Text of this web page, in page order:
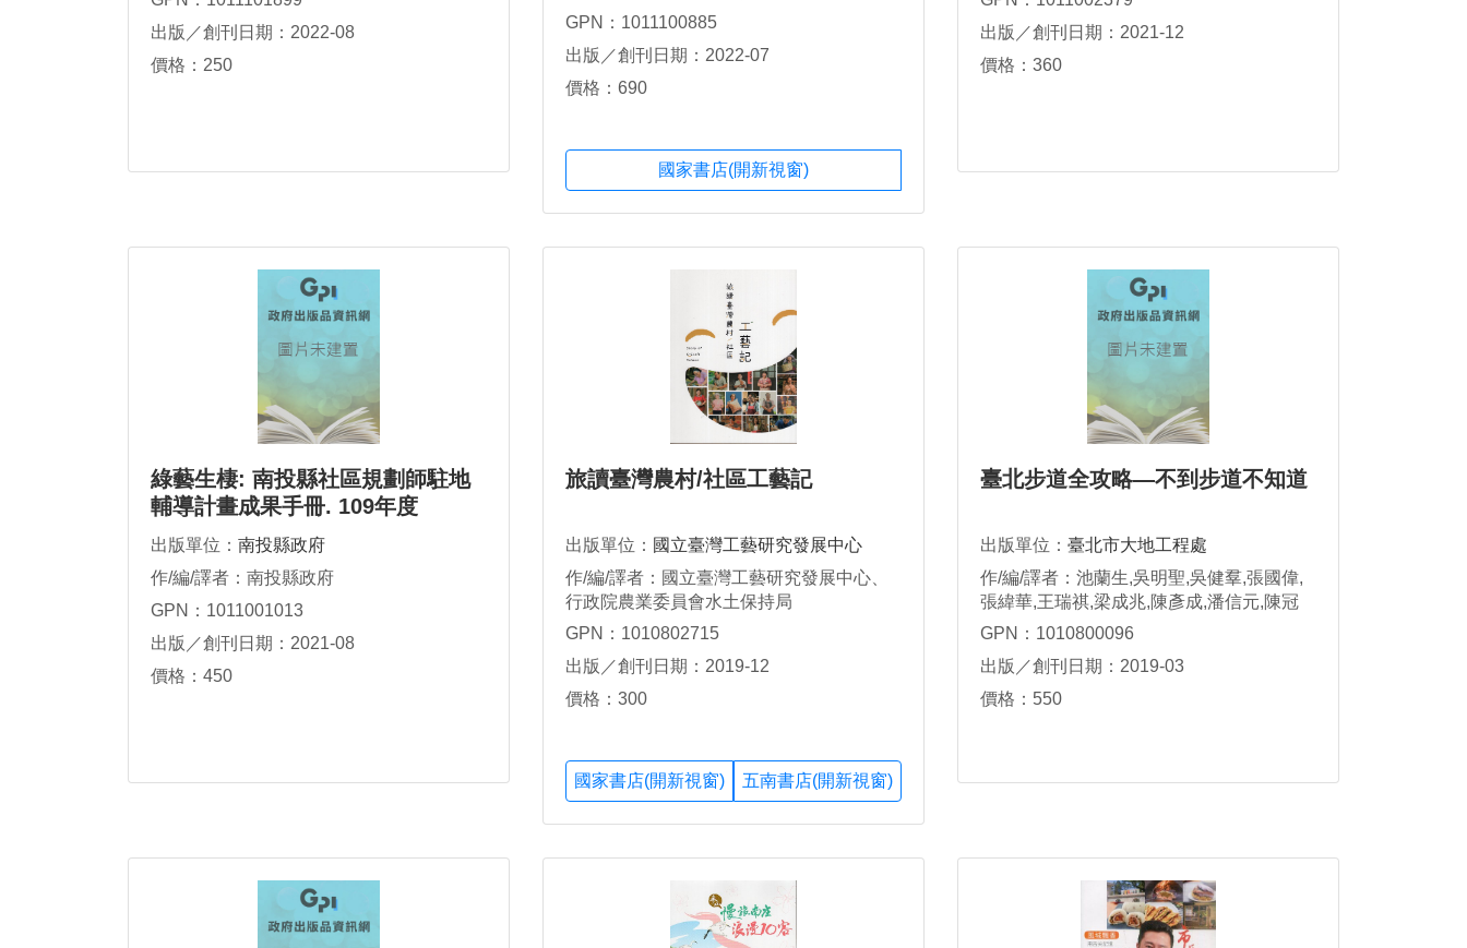
出版／創刊日期：2022-08
價格：250
GPN：1011100885
出版／創刊日期：2022-07
價格：690
國家書店(開新視窗)
出版／創刊日期：2021-12
價格：360
綠藝生棲: 南投縣社區規劃師駐地
輔導計畫成果手冊. 109年度
出版單位： 南投縣政府
作/編/譯者：南投縣政府
GPN：1011001013
出版／創刊日期：2021-08
價格：450
旅讀臺灣農村/社區工藝記
出版單位： 國立臺灣工藝研究發展中心
作/編/譯者：國立臺灣工藝研究發展中心、
行政院農業委員會水土保持局
GPN：1010802715
出版／創刊日期：2019-12
價格：300
國家書店(開新視窗) 五南書店(開新視窗)
臺北步道全攻略—不到步道不知道
出版單位： 臺北市大地工程處
作/編/譯者：池蘭生,吳明聖,吳健羣,張國偉,
張緯華,王瑞祺,梁成兆,陳彥成,潘信元,陳冠
宇,魯聲睿
GPN：1010800096
出版／創刊日期：2019-03
價格：550